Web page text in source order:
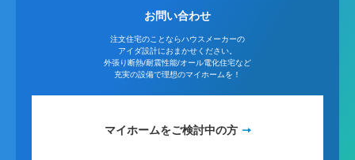
お問い合わせ
注文住宅のことならハウスメーカーの
アイダ設計におまかせください。
外張り断熱/耐震性能/オール電化住宅など
充実の設備で理想のマイホームを！
マイホームをご検討中の方